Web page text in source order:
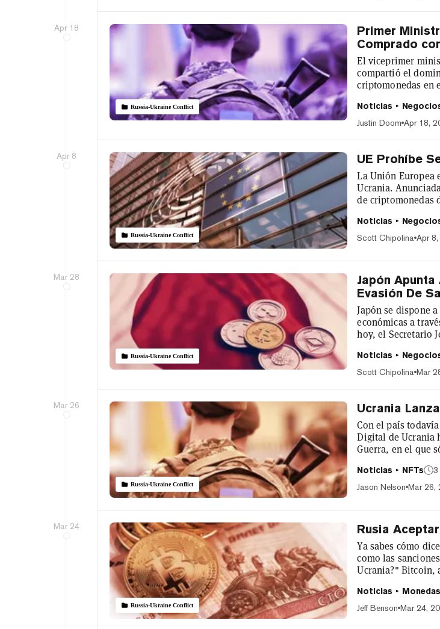
Apr 18
Russia-Ukraine Conflict
Primer
Comprado
El viceprimer
compartió el
criptomonedas en
pronto llegará la
criptomonedas
Noticias
Justin Doom Apr 18,
Apr 8
Russia-Ukraine Conflict
UE Prohíbe
La Unión Europea
Ucrania.
de criptomonedas
febrero de 2022.
el Consejo para
Noticias
Scott Chipolina Apr
Mar 28
Russia-Ukraine Conflict
Japón
Evasión De
Japón se dispone
económicas a
hoy, el Secretario
revisada
criptomonedas
Noticias
Scott Chipolina Mar
Mar 26
Russia-Ukraine Conflict
Ucrania
Con el país
Digital de Ucrania
Guerra, en el que
los últimos
personales de
Noticias NFTs
3
Jason Nelson Mar 26,
Mar 24
Russia-Ukraine Conflict
Rusia
Ya sabes cómo
como las
Ucrania?" Bitcoin,
el país aceptaría
traducida, Zavalny
Noticias Monedas
Jeff Benson Mar 24,